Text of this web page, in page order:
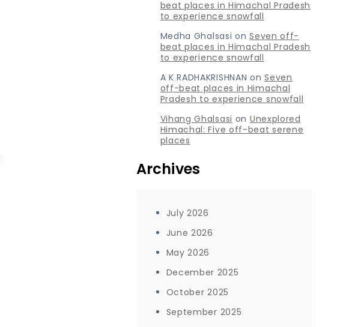
beat places in Himachal Pradesh
to experience snowfall
Medha Ghalsasi onSeven off-
beat places in Himachal Pradesh
to experience snowfall
A K RADHAKRISHNAN onSeven
off-beat places in Himachal
Pradesh to experience snowfall
Vihang Ghalsasi on Unexplored
Himachal: Five off-beat serene
places
Archives
July 2026
June 2026
May 2026
December 2025
October 2025
September 2025